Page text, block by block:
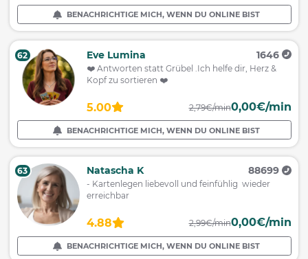
BENACHRICHTIGE MICH, WENN DU ONLINE BIST
62 Eve Lumina 1646
❤️ Antworten statt Grübel .Ich helfe dir, Herz &
Kopf zu sortieren ❤️
5.00 2,79€/min0,00€/min
BENACHRICHTIGE MICH, WENN DU ONLINE BIST
63 Natascha K 88699
- Kartenlegen liebevoll und feinfühlig wieder
erreichbar
4.88 2,99€/min0,00€/min
BENACHRICHTIGE MICH, WENN DU ONLINE BIST